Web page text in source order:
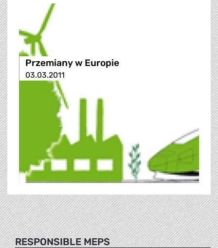
Przemiany w Europie
03.03.2011
RESPONSIBLE MEPS